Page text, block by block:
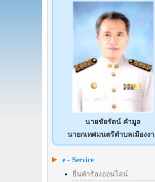
นายชัยรัตน์ คำมูล
นายกเทศมนตรีตำบลเมืองง
e - Service
ยื่นคำร้องออนไลน์